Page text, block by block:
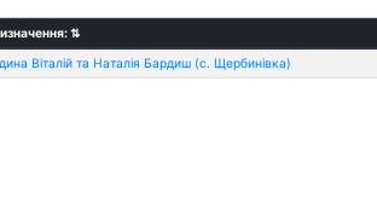
⇅
Віталій та Наталія Бардиш (с. Щербинівка)